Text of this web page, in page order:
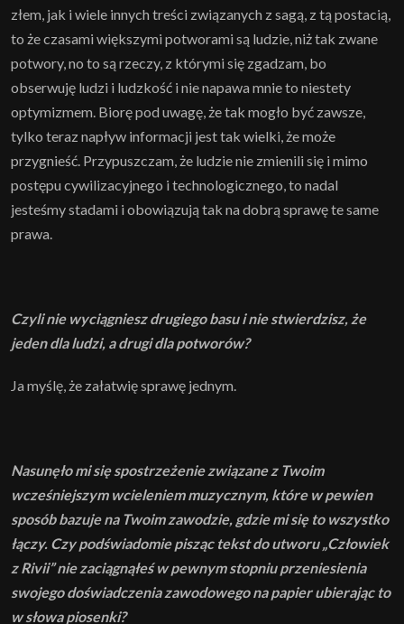
złem, jak i wiele innych treści związanych z sagą, z tą postacią,
to że czasami większymi potworami są ludzie, niż tak zwane
potwory, no to są rzeczy, z którymi się zgadzam, bo
obserwuję ludzi i ludzkość i nie napawa mnie to niestety
optymizmem. Biorę pod uwagę, że tak mogło być zawsze,
tylko teraz napływ informacji jest tak wielki, że może
przygnieść. Przypuszczam, że ludzie nie zmienili się i mimo
postępu cywilizacyjnego i technologicznego, to nadal
jesteśmy stadami i obowiązują tak na dobrą sprawę te same
prawa.
Czyli nie wyciągniesz drugiego basu i nie stwierdzisz, że
jeden dla ludzi, a drugi dla potworów?
Ja myślę, że załatwię sprawę jednym.
Nasunęło mi się spostrzeżenie związane z Twoim
wcześniejszym wcieleniem muzycznym, które w pewien
sposób bazuje na Twoim zawodzie, gdzie mi się to wszystko
łączy. Czy podświadomie pisząc tekst do utworu „Człowiek
z Rivii” nie zaciągnąłeś w pewnym stopniu przeniesienia
swojego doświadczenia zawodowego na papier ubierając to
w słowa piosenki?